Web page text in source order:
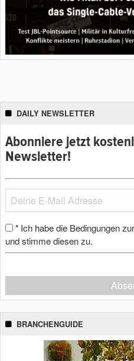
DAILY NEWSLETTER
Abonniere jetzt
Newsletter!
* Ich habe die Bedingungen
und stimme diesen zu.
BRANCHENGUIDE